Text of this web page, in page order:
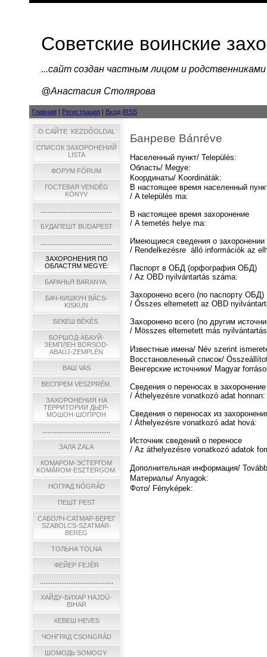
Советские воинские
...cайт создан частным лицом и
@Анастасия Столярова
Главная | Регистрация | Вход |RSS
О САЙТЕ KEZDŐOLDAL
СПИСОК ЗАХОРОНЕНИЙ
LISTA
ФОРУМ FÓRUM
ГОСТЕВАЯ VENDÉG
KÖNYV
БУДАПЕШТ BUDAPEST
ЗАХОРОНЕНИЯ ПО
ОБЛАСТЯМ MEGYE:
БАРАНЬЯ BARANYA.
БАЧ-КИШКУН BÁCS-
KISKUN
БЕКЕШ BÉKÉS.
БОРШОД-АБАУЙ-
ЗЕМПЛЕН BORSOD-
ABAÚJ-ZEMPLÉN
ВАШ VAS
ВЕСПРЕМ VESZPRÉM.
ЗАХОРОНЕНИЯ НА
ТЕРРИТОРИИ ДЬЕР-
МОШОН-ШОПРОН
ЗАЛА ZALA
КОМАРОМ-ЭСТЕРГОМ
KOMÁROM-ESZTERGOM.
НОГРАД NÓGRÁD
ПЕШТ PEST
САБОЛЧ-САТМАР-БЕРЕГ
SZABOLCS-SZATMÁR-
BEREG
ТОЛЬНА TOLNA
ФЕЙЕР FEJÉR
ХАЙДУ-БИХАР HAJDÚ-
BIHAR
ХЕВЕШ HEVES
ЧОНГРАД CSONGRÁD
ШОМОДЬ SOMOGY.
Банреве Bánréve
Населенный пункт/ Település:
Область/ Megye:
Координаты/ Koordináták:
В настоящее время населенный
/ A település ma:
В настоящее время захоронение
/ A temetés helye ma:
Имеющиеся сведения о захоронении
/ Rendelkezésre álló információk az
Паспорт в ОБД (орфография ОБД)
/ Az OBD nyilvántartás száma:
Захоронено всего (по паспорту ОБД)
/ Ősszes eltemetett az OBD
Захоронено всего (по другим
/ Мösszes eltemetett más
Известные имена/ Név szerint
Восстановленный список/
Венгерские источники/ Magyar
Сведения о переносах в захоронение
/ Áthelyezésre vonatkozó adat honnan:
Сведения о переносах из
/ Áthelyezésre vonatkozó adat hová:
Источник сведений о переносе
/ Az áthelyezésre vonatkozó adatok
Дополнительная информация/
Материалы/ Anyagok:
Фото/ Fényképek: